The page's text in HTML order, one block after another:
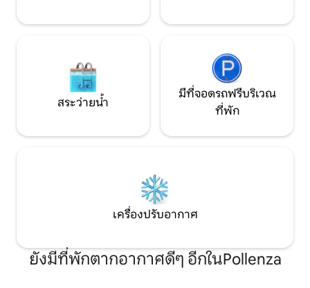
สระว่ายน้ำ
มีที่จอดรถฟรีบริเวณ
ที่พัก
เครื่องปรับอากาศ
ยังมีที่พักตากอากาศดีๆ อีกในPollenza